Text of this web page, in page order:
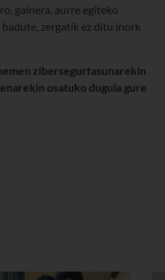
gainera, aurre egiteko
zergatik ez ditu inork
zibersegurtasunarekin
osatuko dugula gure